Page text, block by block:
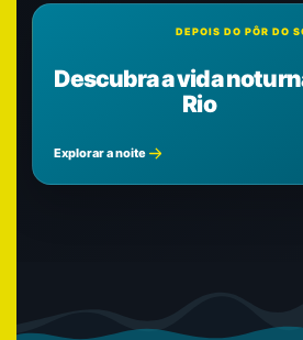
DEPOIS DO PÔR DO
Descubra a vida
Rio
Explorar a noite